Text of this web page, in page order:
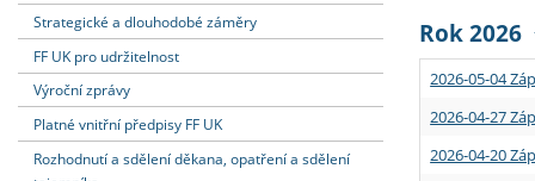
Podpora
Rigorózní
Granty a
Strategické a dlouhodobé záměry
FF UK pro udržitelnost
Výroční zprávy
Platné vnitřní předpisy FF UK
Rozhodnutí a sdělení děkana, opatření a sdělení
Rok 2026
2026-05-04
2026-04-27
2026-04-20